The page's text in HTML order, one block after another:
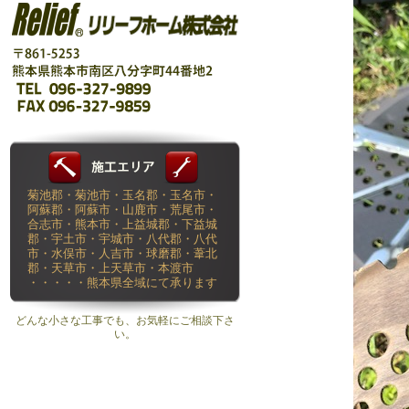
菊池郡・菊池市・玉名郡・玉名市・
阿蘇郡・阿蘇市・山鹿市・荒尾市・
合志市・熊本市・上益城郡・下益城
郡・宇土市・宇城市・八代郡・八代
市・水俣市・人吉市・球磨郡・葦北
郡・天草市・上天草市・本渡市
・・・・・熊本県全域にて承ります
どんな小さな工事でも、お気軽にご相談下さ
い。